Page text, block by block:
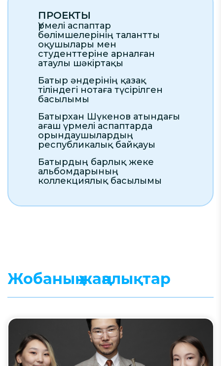
ПРОЕКТЫ
Үрмелі аспаптар
бөлімшелерінің талантты
оқушылары мен
студенттеріне арналған
атаулы шәкіртақы
Батыр әндерінің қазақ
тіліндегі нотаға түсірілген
басылымы
Батырхан Шүкенов атындағы
ағаш үрмелі аспаптарда
орындаушылардың
республикалық байқауы
Батырдың барлық жеке
альбомдарының
коллекциялық басылымы
Жобаның жаңалықтар